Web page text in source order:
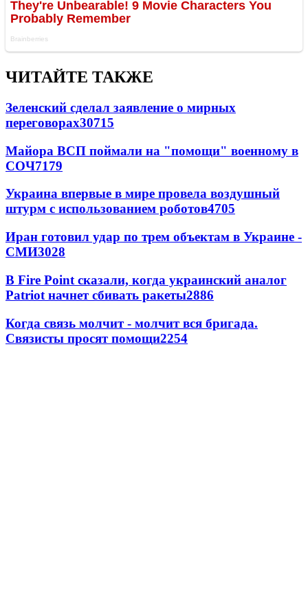
ЧИТАЙТЕ ТАКЖЕ
Зеленский сделал заявление о мирных
переговорах30715
Майора ВСП поймали на "помощи" военному в
СОЧ7179
Украина впервые в мире провела воздушный
штурм с использованием роботов4705
Иран готовил удар по трем объектам в Украине -
СМИ3028
В Fire Point сказали, когда украинский аналог
Patriot начнет сбивать ракеты2886
Когда связь молчит - молчит вся бригада.
Связисты просят помощи2254